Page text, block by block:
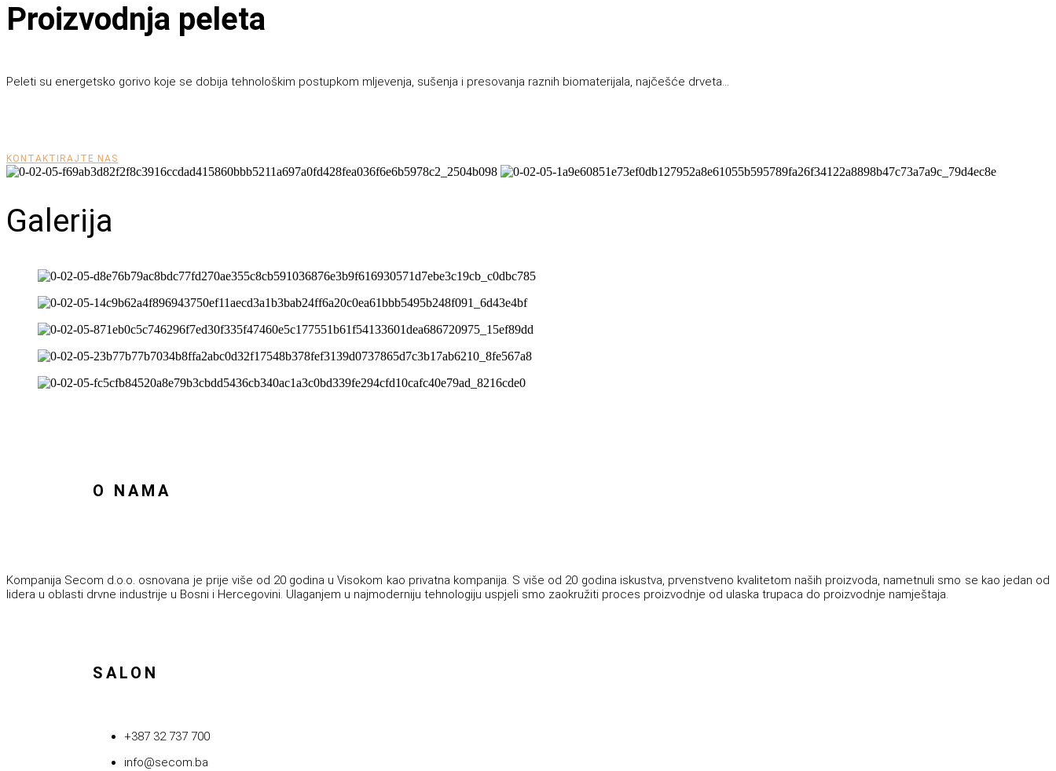
Proizvodnja peleta
Peleti su energetsko gorivo koje se dobija tehnološkim postupkom mljevenja, sušenja i presovanja raznih biomaterijala, najčešće drveta...
KONTAKTIRAJTE NAS
Galerija
O NAMA
Kompanija Secom d.o.o. osnovana je prije više od 20 godina u Visokom kao privatna kompanija. S više od 20 godina iskustva, prvenstveno kvalitetom naših proizvoda, nametnuli smo se kao jedan od
lidera u oblasti drvne industrije u Bosni i Hercegovini. Ulaganjem u najmoderniju tehnologiju uspjeli smo zaokružiti proces proizvodnje od ulaska trupaca do proizvodnje namještaja.
SALON
+387 32 737 700
info@secom.ba